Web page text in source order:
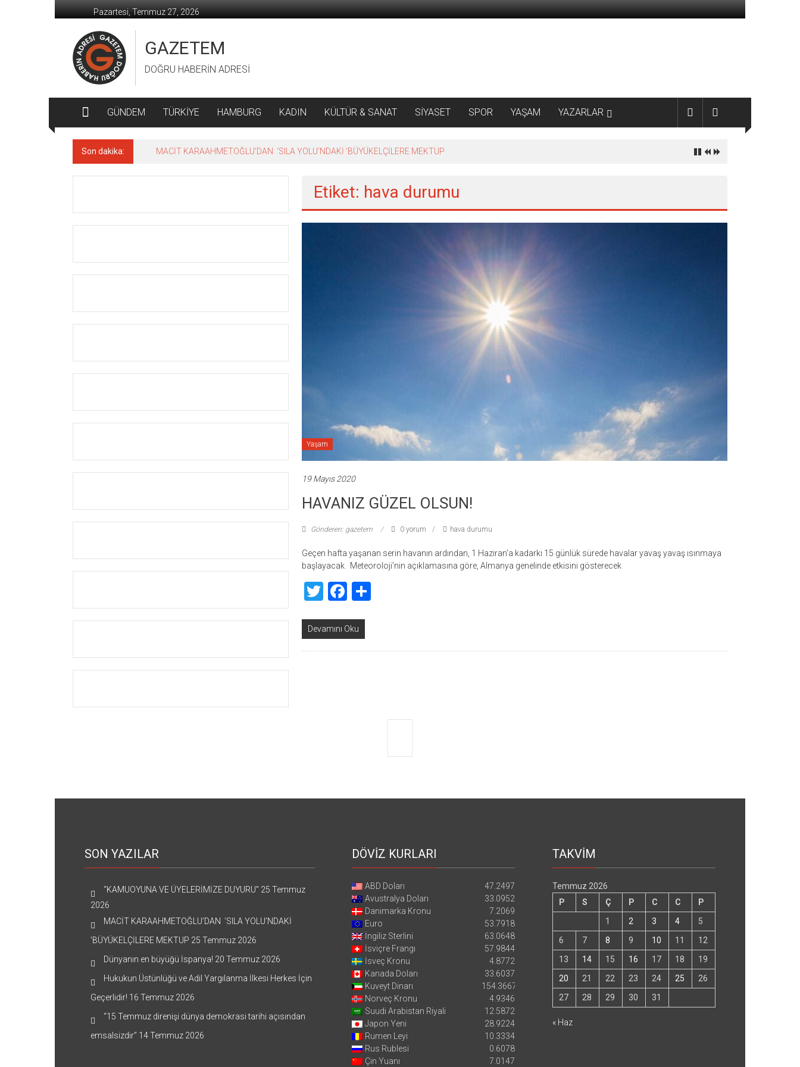
geç
Pazartesi, Temmuz 27, 2026
GAZETEM
DOĞRU HABERİN ADRESİ
GÜNDEM TÜRKİYE HAMBURG KADIN KÜLTÜR & SANAT SİYASET SPOR YAŞAM YAZARLAR
Son dakika: MACİT KARAAHMETOĞLU’DAN ‘SILA YOLU’NDAKİ ’BÜYÜKELÇİLERE MEKTUP
Etiket: hava durumu
Yaşam
19 Mayıs 2020
HAVANIZ GÜZEL OLSUN!
Gönderen: gazetem 0 yorum hava durumu
Geçen hafta yaşanan serin havanın ardından, 1 Haziran’a kadarki 15 günlük sürede havalar yavaş yavaş ısınmaya
başlayacak. Meteoroloji’nin açıklamasına göre, Almanya genelinde etkisini gösterecek
TwitterFacebook
Devamını Oku
SON YAZILAR
“KAMUOYUNA VE ÜYELERİMİZE DUYURU” 25 Temmuz
2026
MACİT KARAAHMETOĞLU’DAN ‘SILA YOLU’NDAKİ
’BÜYÜKELÇİLERE MEKTUP 25 Temmuz 2026
Dünyanın en büyüğü İspanya! 20 Temmuz 2026
Hukukun Üstünlüğü ve Adil Yargılanma İlkesi Herkes İçin
Geçerlidir! 16 Temmuz 2026
“15 Temmuz direnişi dünya demokrasi tarihi açısından
emsalsizdir” 14 Temmuz 2026
DÖVİZ KURLARI
ABD Doları
47.2497
Avustralya Doları
33.0952
Danimarka Kronu
7.2069
Euro
53.7918
İngiliz Sterlini
63.0648
İsviçre Frangı
57.9844
İsveç Kronu
4.8772
Kanada Doları
33.6037
Kuveyt Dinarı
154.3667
Norveç Kronu
4.9346
Suudi Arabistan Riyali
12.5872
Japon Yeni
28.9224
Rumen Leyi
10.3334
Rus Rublesi
0.6078
Çin Yuanı
7.0147
TAKVİM
Temmuz 2026
P
S Ç P C C
P
1
2 3 4
5
6
7 8 9 10 11
12
13
14 15 16 17 18
19
20
21 22 23 24 25
26
27
28 29 30 31
« Haz